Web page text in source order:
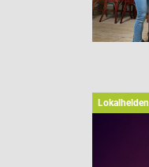
Lokalhelden